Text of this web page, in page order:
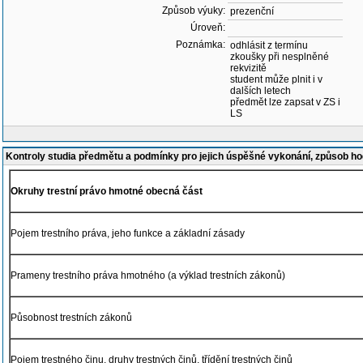
Způsob výuky: prezenční
Úroveň:
Poznámka: odhlásit z termínu
zkoušky při nesplněné
rekvizitě
student může plnit i v
dalších letech
předmět lze zapsat v ZS i
LS
Kontroly studia předmětu a podmínky pro jejich úspěšné vykonání, způsob
Okruhy trestní právo hmotné obecná část
Pojem trestního práva, jeho funkce a základní zásady
Prameny trestního práva hmotného (a výklad trestních zákonů)
Působnost trestních zákonů
Pojem trestného činu, druhy trestných činů, třídění trestných činů